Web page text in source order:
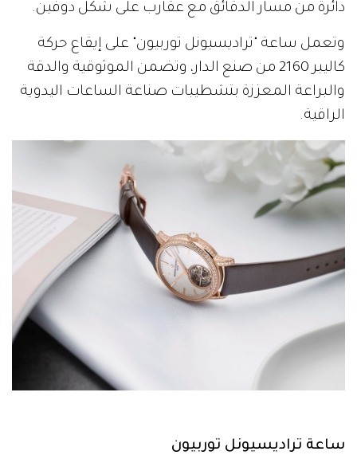
دائرة من مسار الدقائق مع عقارب على شكل دوفين.
وتعمل ساعة "تراديسيونل توربيون" على إيقاع حركة
كاليبر 2160 من صنع الدار، وتضمن الموثوقية والدقة
والبراعة المعززة بتشطيبات صناعة الساعات اليدوية
الراقية.
ساعة تراديسيونل توربيون